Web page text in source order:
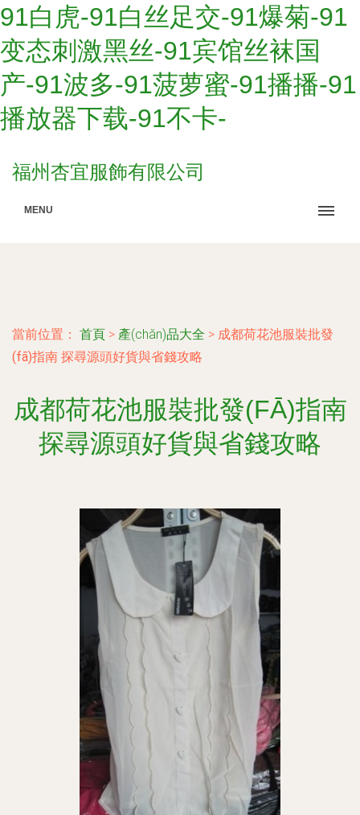
91白虎-91白丝足交-91爆菊-91
变态刺激黑丝-91宾馆丝袜国
产-91波多-91菠萝蜜-91播播-91
播放器下载-91不卡-
福州杏宜服飾有限公司
MENU
當前位置： 首頁 > 產(chǎn)品大全 > 成都荷花池服裝批發
(fā)指南 探尋源頭好貨與省錢攻略
成都荷花池服裝批發(FĀ)指南
探尋源頭好貨與省錢攻略